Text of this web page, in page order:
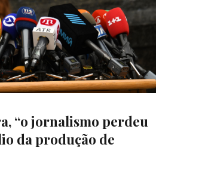
“o jornalismo perdeu
da produção de